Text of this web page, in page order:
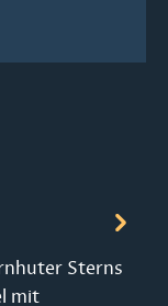
Sterns
mit